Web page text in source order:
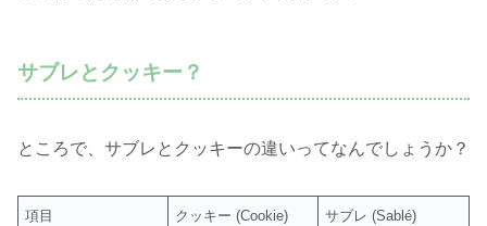
サブレとクッキー？
ところで、サブレとクッキーの違いってなんでしょうか？
項目 クッキー (Cookie) サブレ (Sablé)